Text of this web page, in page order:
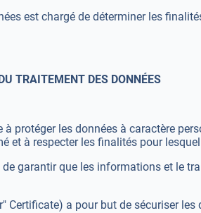
est chargé de déterminer les
TRAITEMENT DES DONNÉES
protéger les données à caractère
et à respecter les finalités pour
garantir que les informations et le
Certificate) a pour but de sécuriser